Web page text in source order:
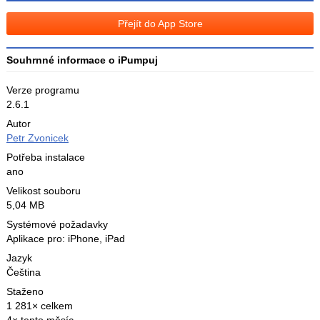
Facebooku
Přejít do App Store
Souhrnné informace o iPumpuj
Verze programu
2.6.1
Autor
Petr Zvonicek
Potřeba instalace
ano
Velikost souboru
5,04 MB
Systémové požadavky
Aplikace pro: iPhone, iPad
Jazyk
Čeština
Staženo
1 281× celkem